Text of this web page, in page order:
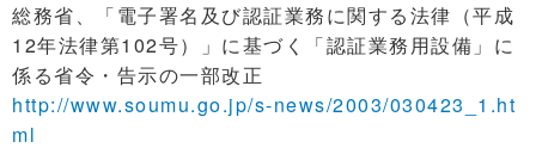
総務省、「電子署名及び認証業務に関する法律（平成
12年法律第102号）」に基づく「認証業務用設備」に
係る省令・告示の一部改正
http://www.soumu.go.jp/s-news/2003/030423_1.ht
ml